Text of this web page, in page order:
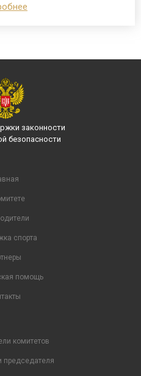
законности
безопасности
спорта
помощь
комитетов
председателя